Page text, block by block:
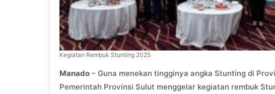
Kegiatan Rembuk Stunting 2025
Manado – Guna menekan tingginya angka Stunting di
Pemerintah Provinsi Sulut menggelar kegiatan rembuk